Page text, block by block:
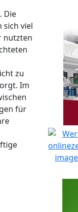
Die
sich viel
nutzten
zu
Im
für